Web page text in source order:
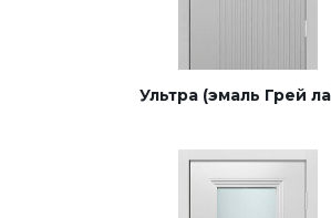
Ультра (эмаль Грей